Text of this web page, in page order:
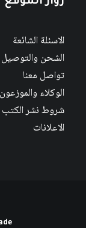
الاسئلة الشائعة
الشحن والتوصيل
تواصل معنا
الوكلاء والموزعون
شروط نشر الكتب
الاعلانات